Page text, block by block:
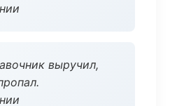
выручил,